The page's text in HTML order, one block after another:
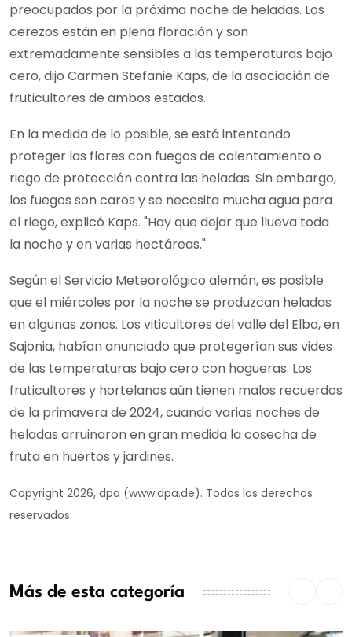
preocupados por la próxima noche de heladas. Los
cerezos están en plena floración y son
extremadamente sensibles a las temperaturas bajo
cero, dijo Carmen Stefanie Kaps, de la asociación de
fruticultores de ambos estados.
En la medida de lo posible, se está intentando
proteger las flores con fuegos de calentamiento o
riego de protección contra las heladas. Sin embargo,
los fuegos son caros y se necesita mucha agua para
el riego, explicó Kaps. "Hay que dejar que llueva toda
la noche y en varias hectáreas."
Según el Servicio Meteorológico alemán, es posible
que el miércoles por la noche se produzcan heladas
en algunas zonas. Los viticultores del valle del Elba, en
Sajonia, habían anunciado que protegerían sus vides
de las temperaturas bajo cero con hogueras. Los
fruticultores y hortelanos aún tienen malos recuerdos
de la primavera de 2024, cuando varias noches de
heladas arruinaron en gran medida la cosecha de
fruta en huertos y jardines.
Copyright 2026, dpa (www.dpa.de). Todos los derechos
reservados
Más de esta categoría